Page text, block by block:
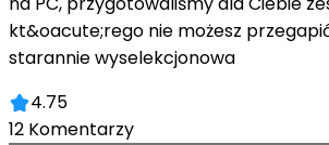
kt&oacute;rego nie możesz
starannie wyselekcjonowa
4.75
12 Komentarzy